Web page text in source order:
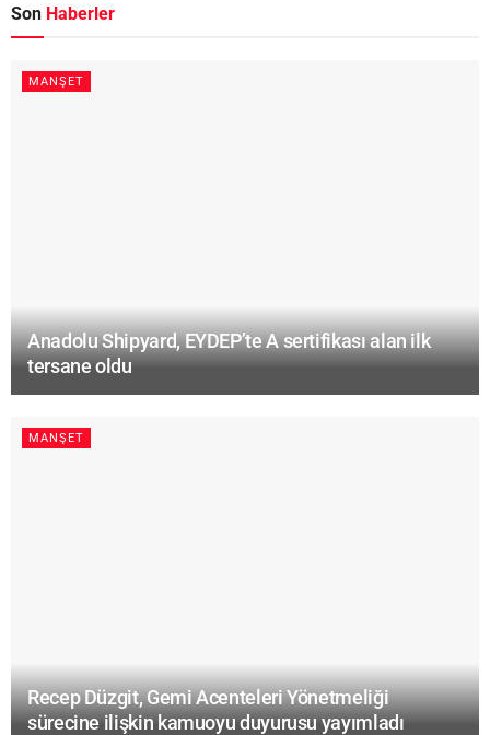
Son Haberler
MANŞET
Anadolu Shipyard, EYDEP’te A sertifikası alan ilk
tersane oldu
MANŞET
Recep Düzgit, Gemi Acenteleri Yönetmeliği
sürecine ilişkin kamuoyu duyurusu yayımladı